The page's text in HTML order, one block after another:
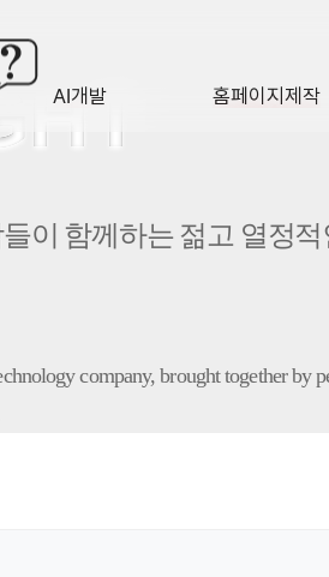
AI개발 홈페이지제작
이 함께하는 젊고 열정적
company, brought together by